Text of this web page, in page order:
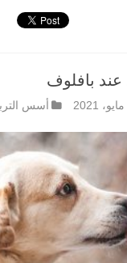
عند بافلوف
أسس